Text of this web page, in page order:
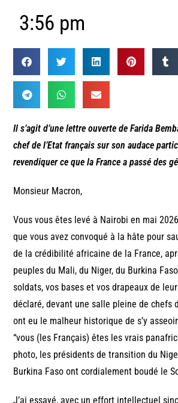
3:56 pm
Il s’agit d’une lettre ouverte de Farida
chef de l’Etat français sur son audace
revendiquer ce que la France a passé des
Monsieur Macron,
Vous vous êtes levé à Nairobi en mai
que vous avez convoqué à la hâte pour
de la crédibilité africaine de la France,
peuples du Mali, du Niger, du Burkina
soldats, vos bases et vos drapeaux de
déclaré, devant une salle pleine de chefs
ont eu le malheur historique de s’y
“vous (les Français) êtes les vrais
photo, les présidents de transition du
Burkina Faso ont cordialement boudé le
J’ai essayé, avec un effort intellectuel